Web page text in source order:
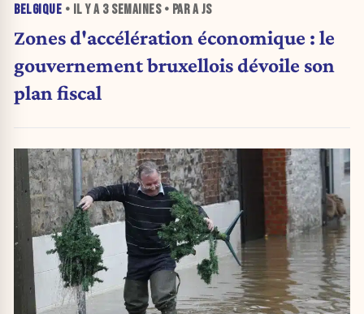
BELGIQUE • IL Y A 3 SEMAINES• PAR A JS
Zones d'accélération économique : le
gouvernement bruxellois dévoile son
plan fiscal